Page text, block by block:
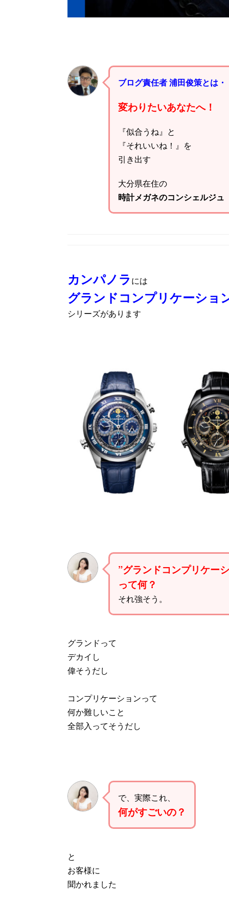
ブログ責任者 浦田俊策とは・
変わりたいあなたへ！
『似合うね』と
『それいいね！』を
引き出す
大分県在住の
時計メガネのコンシェルジュ
カンパノラ には
グランドコンプリケーショ
シリーズがあります
”グランドコンプリケー
って何？
それ強そう。
グランドって
デカイし
偉そうだし
コンプリケーションって
何か難しいこと
全部入ってそうだし
で、実際これ、
何がすごいの？
と
お客様に
聞かれました